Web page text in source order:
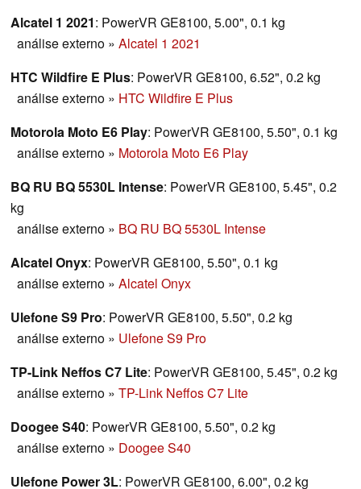
Alcatel 1 2021: PowerVR GE8100, 5.00", 0.1 kg
análise externo » Alcatel 1 2021
HTC Wildfire E Plus: PowerVR GE8100, 6.52", 0.2 kg
análise externo » HTC Wildfire E Plus
Motorola Moto E6 Play: PowerVR GE8100, 5.50", 0.1 kg
análise externo » Motorola Moto E6 Play
BQ RU BQ 5530L Intense: PowerVR GE8100, 5.45", 0.2
kg
análise externo » BQ RU BQ 5530L Intense
Alcatel Onyx: PowerVR GE8100, 5.50", 0.1 kg
análise externo » Alcatel Onyx
Ulefone S9 Pro: PowerVR GE8100, 5.50", 0.2 kg
análise externo » Ulefone S9 Pro
TP-Link Neffos C7 Lite: PowerVR GE8100, 5.45", 0.2 kg
análise externo » TP-Link Neffos C7 Lite
Doogee S40: PowerVR GE8100, 5.50", 0.2 kg
análise externo » Doogee S40
Ulefone Power 3L: PowerVR GE8100, 6.00", 0.2 kg